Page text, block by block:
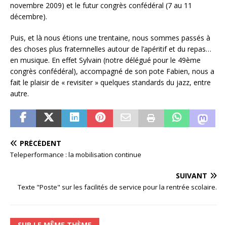
novembre 2009) et le futur congrès confédéral (7 au 11
décembre).
Puis, et là nous étions une trentaine, nous sommes passés à
des choses plus fraternnelles autour de l’apéritif et du repas…
en musique. En effet Sylvain (notre délégué pour le 49ème
congrès confédéral), accompagné de son pote Fabien, nous a
fait le plaisir de « revisiter » quelques standards du jazz, entre
autre.
PRÉCÉDENT
Teleperformance : la mobilisation continue
SUIVANT
Texte "Poste" sur les facilités de service pour la rentrée scolaire.